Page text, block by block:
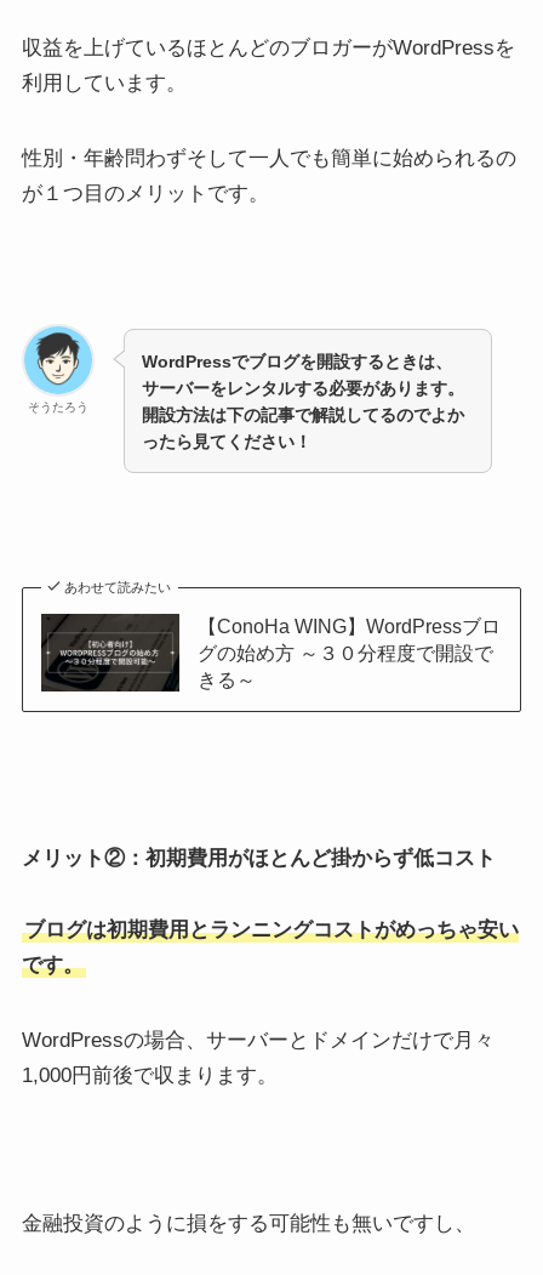
収益を上げているほとんどのブロガーがWordPressを
利用しています。
性別・年齢問わずそして一人でも簡単に始められるの
が１つ目のメリットです。
そうたろう
WordPressでブログを開設するときは、
サーバーをレンタルする必要があります。
開設方法は下の記事で解説してるのでよか
ったら見てください！
あわせて読みたい
【ConoHa WING】WordPressブロ
グの始め方 ～３０分程度で開設で
きる～
メリット②：初期費用がほとんど掛からず低コスト
ブログは初期費用とランニングコストがめっちゃ安い
です。
WordPressの場合、サーバーとドメインだけで月々
1,000円前後で収まります。
金融投資のように損をする可能性も無いですし、